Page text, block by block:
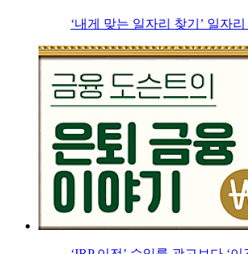
‘내게 맞는 일자리 찾기’ 일자